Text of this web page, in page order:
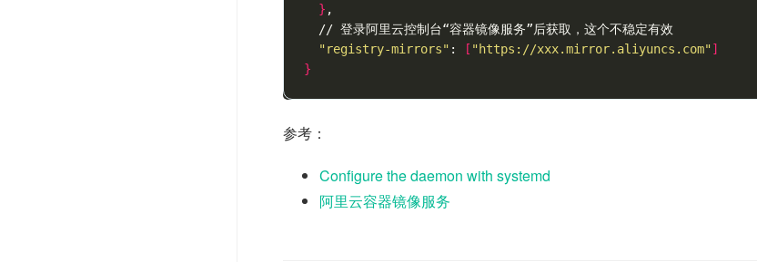
} ,
  // 登录阿里云控制台“容器镜像服务”后获取，这个不稳定有效
"registry-mirrors" : [ "https://xxx.mirror.aliyuncs.com"]
}
参考：
Configure the daemon with systemd
阿里云容器镜像服务